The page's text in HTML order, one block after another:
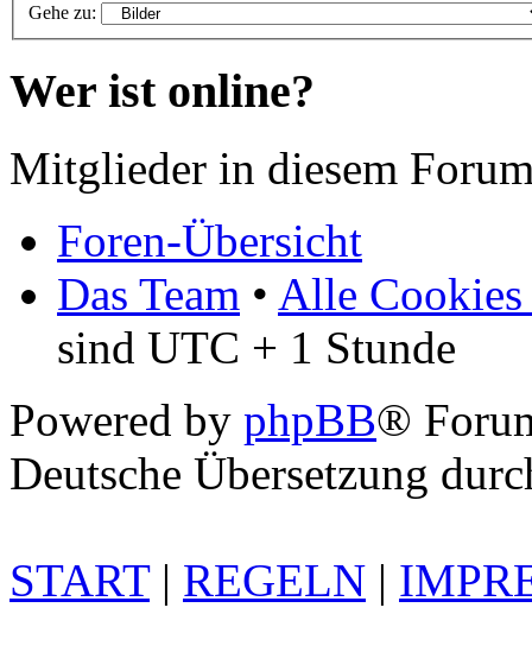
Gehe zu:
Wer ist online?
Mitglieder in diesem
Foren-Übersicht
Das Team • Alle Cookies
sind UTC + 1 Stunde
Powered by phpBB®
Deutsche Übersetzung
START| REGELN |